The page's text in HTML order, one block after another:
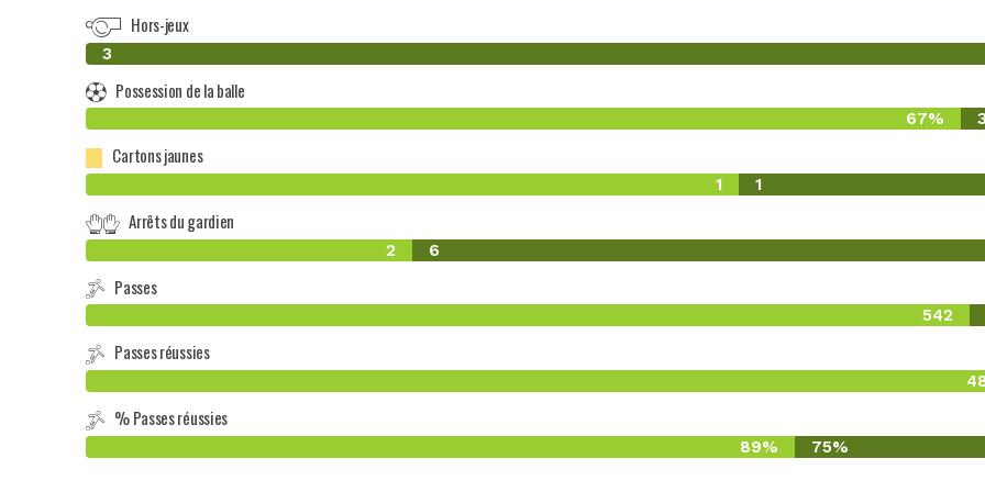
Hors-jeux
0
3
Possession de la balle
67%
Cartons jaunes
1 1
Arrêts du gardien
2 6
Passes
542
Passes réussies
% Passes réussies
89% 75%